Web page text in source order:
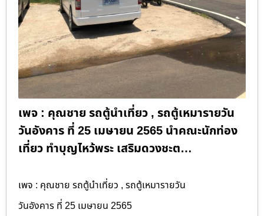
เพจ : คุณชาย รถตู้นำเที่ยว , รถตู้เหมารายวัน
วันอังคาร ที่ 25 เมษายน 2565 นำคณะนักท่อง
เที่ยว ทำบุญไหว้พระ เสริมดวงชะต…
เพจ : คุณชาย รถตู้นำเที่ยว , รถตู้เหมารายวัน
วันอังคาร ที่ 25 เมษายน 2565